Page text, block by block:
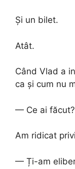
Și un bilet.
Atât.
Când Vlad a
ca și cum nu
— Ce ai făcut?
Am ridicat
— Ți-am